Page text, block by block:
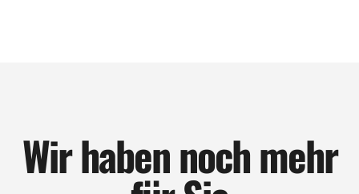
Wir haben noch mehr